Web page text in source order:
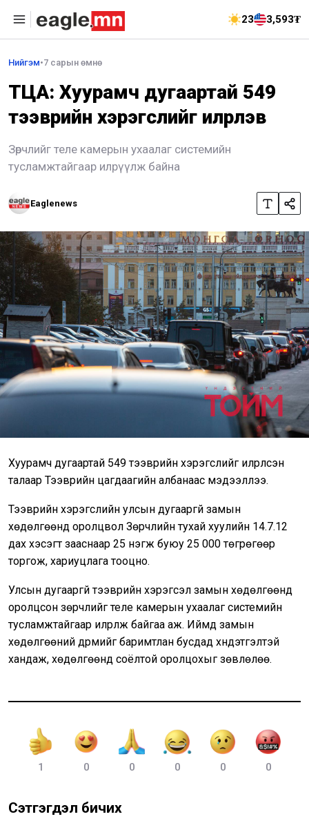
23 3,593₮
Нийгэм•7 сарын өмнө
ТЦА: Хуурамч дугаартай 549
тээврийн хэрэгслийг илрүүлэв
Зөрчлийг теле камерын ухаалаг системийн
тусламжтайгаар илрүүлж байна
Eaglenews
Хуурамч дугаартай 549 тээврийн хэрэгслийг илрүүлсэн
талаар Тээврийн цагдаагийн албанаас мэдээллээ.
Тээврийн хэрэгслийн улсын дугааргүй замын
хөдөлгөөнд оролцвол Зөрчлийн тухай хуулийн 14.7.12
дах хэсэгт зааснаар 25 нэгж буюу 25 000 төгрөгөөр
торгож, хариуцлага тооцно.
Улсын дугааргүй тээврийн хэрэгсэл замын хөдөлгөөнд
оролцсон зөрчлийг теле камерын ухаалаг системийн
тусламжтайгаар илрүүлж байгаа аж. Иймд замын
хөдөлгөөний дүрмийг баримтлан бусдад хүндэтгэлтэй
хандаж, хөдөлгөөнд соёлтой оролцохыг зөвлөлөө.
1 0 0 0 0 0
Сэтгэгдэл бичих